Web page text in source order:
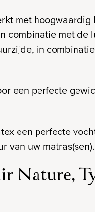
met hoogwaardig
combinatie met de
in
een perfecte
een perfecte
van uw matras(sen).
Nature,